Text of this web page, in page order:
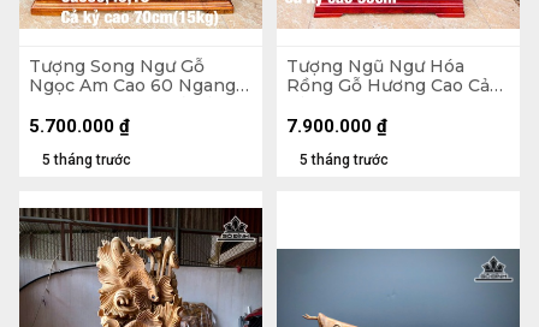
Tượng Song Ngư Gỗ
Ngọc Am Cao 60 Ngang
70 - 15kg
5 tháng trước
5.700.000 ₫
Tượng Ngũ Ngư Hóa
Rồng Gỗ Hương Cao Cả
(cm) - 18kg - Kỷ Cao 10
5 tháng trước
7.900.000 ₫